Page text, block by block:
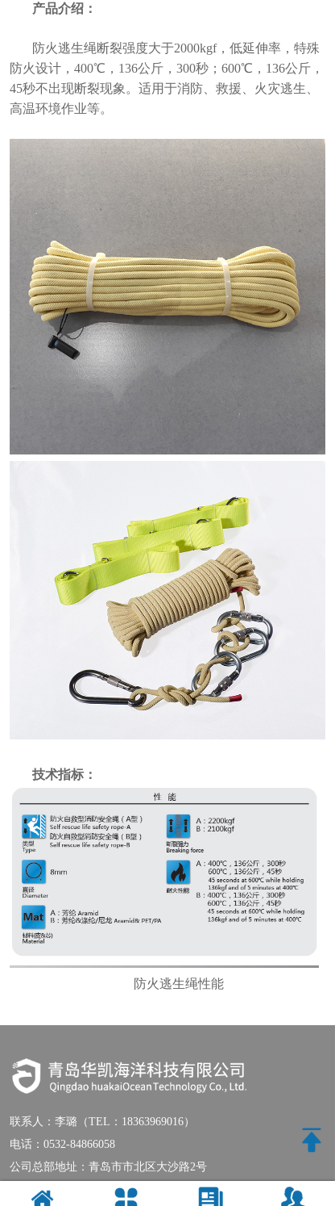
产品介绍：
防火逃生绳断裂强度大于2000kgf，低延伸率，特殊
防火设计，400℃，136公斤，300秒；600℃，136公斤，
45秒不出现断裂现象。适用于消防、救援、火灾逃生、
高温环境作业等。
技术指标：
防火逃生绳性能
联系人：李璐（TEL：18363969016）
电话：0532-84866058
公司总部地址：青岛市市北区大沙路2号
公司工业园地址：青岛市城阳区双元路182号-1